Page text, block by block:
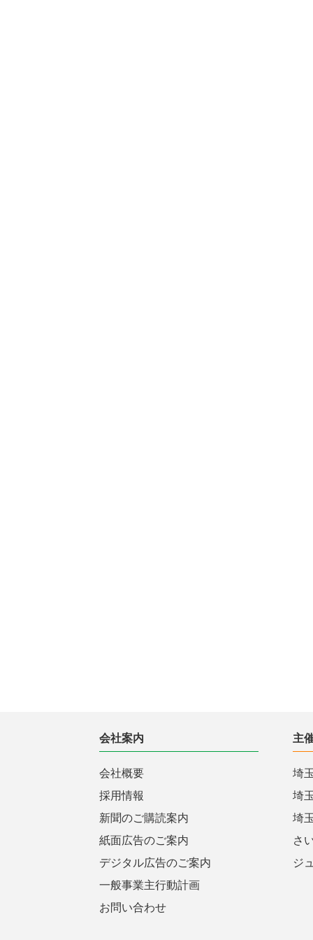
会社案内
会社概要
採用情報
新聞のご購読案内
紙面広告のご案内
デジタル広告のご案内
一般事業主行動計画
お問い合わせ
主
埼
埼
埼
さ
ジ